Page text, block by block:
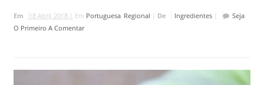
Em 18 Abril, 2018 | Em Portuguesa, Regional De Ingredientes|
Seja
O Primeiro A Comentar